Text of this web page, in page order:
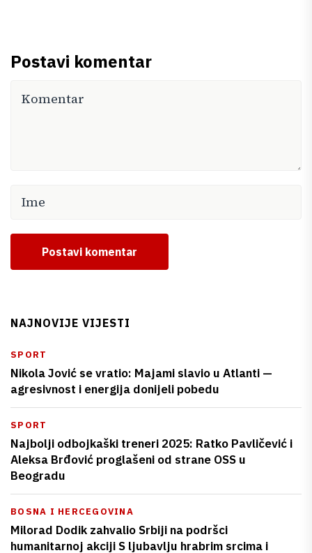
Postavi komentar
Postavi komentar
NAJNOVIJE VIJESTI
SPORT
Nikola Jović se vratio: Majami slavio u Atlanti —
agresivnost i energija donijeli pobedu
SPORT
Najbolji odbojkaški treneri 2025: Ratko Pavličević i
Aleksa Brđović proglašeni od strane OSS u
Beogradu
BOSNA I HERCEGOVINA
Milorad Dodik zahvalio Srbiji na podršci
humanitarnoj akciji S ljubavlju hrabrim srcima i